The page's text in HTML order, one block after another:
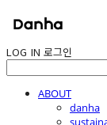
LOG IN 로그인
ABOUT
danha